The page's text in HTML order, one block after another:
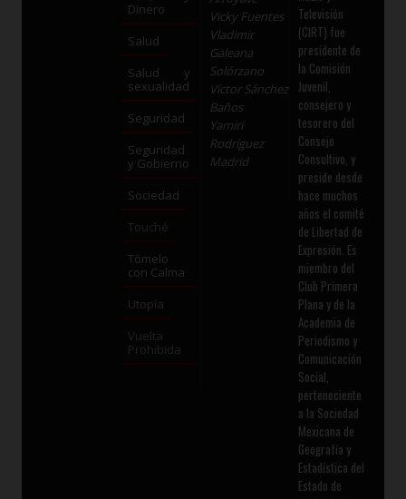
Dinero
Salud
Salud y
sexualidad
Seguridad
Seguridad
y Gobierno
Sociedad
Touché
Tómelo
con Calma
Utopía
Vuelta
Prohibida
Vicky Fuentes
Vladimir
Galeana
Solórzano
Víctor Sánchez
Baños
Yamiri
Rodríguez
Madrid
Televisión
(CIRT) fue
presidente de
la Comisión
Juvenil,
consejero y
tesorero del
Consejo
Consultivo, y
preside desde
hace muchos
años el comité
de Libertad de
Expresión. Es
miembro del
Club Primera
Plana y de la
Academia de
Periodismo y
Comunicación
Social,
perteneciente
a la Sociedad
Mexicana de
Geografía y
Estadística del
Estado de